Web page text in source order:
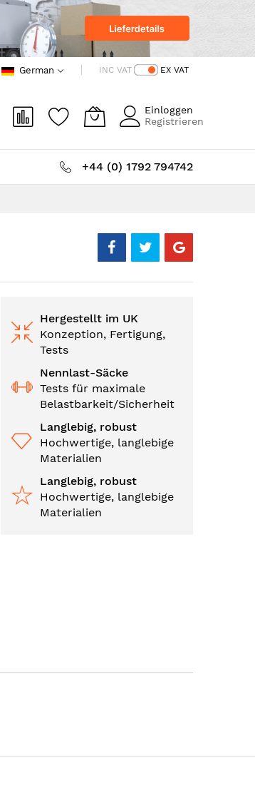
German INC VAT EX VAT
Einloggen
Registrieren
+44 (0) 1792 794742
Hergestellt im UK
Konzeption, Fertigung,
Tests
Nennlast-Säcke
Tests für maximale
Belastbarkeit/Sicherheit
Langlebig, robust
Hochwertige, langlebige
Materialien
Langlebig, robust
Hochwertige, langlebige
Materialien